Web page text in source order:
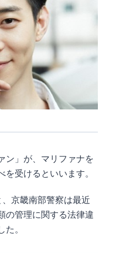
ン」が、マリファナを
受けるといいます。
京畿南部警察は最近
の管理に関する法律違
。